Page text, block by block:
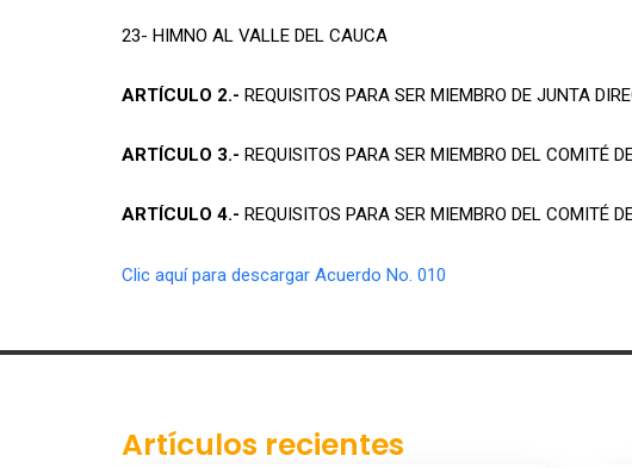
23- HIMNO AL VALLE DEL CAUCA
ARTÍCULO 2.- REQUISITOS PARA SER MIEMBRO DE JUNTA
ARTÍCULO 3.- REQUISITOS PARA SER MIEMBRO DEL COMITÉ
ARTÍCULO 4.- REQUISITOS PARA SER MIEMBRO DEL COMITÉ
Clic aquí para descargar Acuerdo No. 010
Artículos recientes